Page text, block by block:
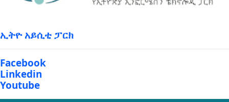
ኢትዮ አይሲቲ ፓርክ
Facebook
Linkedin
Youtube